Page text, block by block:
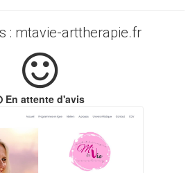
: mtavie-arttherapie.fr
En attente d'avis